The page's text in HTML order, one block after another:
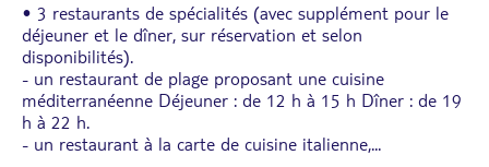
• 3 restaurants de spécialités (avec supplément pour le
déjeuner et le dîner, sur réservation et selon
disponibilités).
- un restaurant de plage proposant une cuisine
méditerranéenne Déjeuner : de 12 h à 15 h Dîner : de 19
h à 22 h.
- un restaurant à la carte de cuisine italienne,...